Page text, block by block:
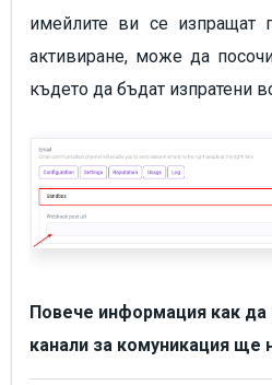
имейлите ви се изпращат
активиране, може да
където да бъдат изпратени
Повече информация как да
канали за комуникация ще